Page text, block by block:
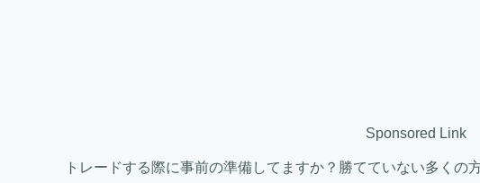
Sponsored Link
トレードする際に事前の準備してますか？勝てていない多くの